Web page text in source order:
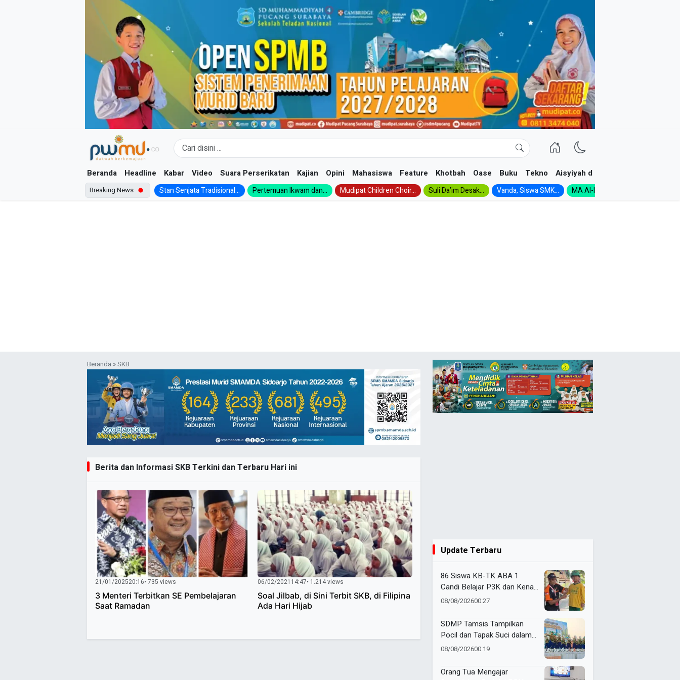
Beranda Headline Kabar Video Suara Perserikatan Kajian Opini Mahasiswa Feature Khotbah Oase Buku Tekno Aisyiyah dan NA
Breaking News Stan Senjata Tradisional... Pertemuan Ikwam dan... Mudipat Children Choir... Suli Da’im Desak... Vanda, Siswa SMK... MA Al-Ishlah Gelar...
Beranda »SKB
Berita dan Informasi SKB Terkini dan Terbaru Hari ini
21/01/202520:16• 735 views
3 Menteri Terbitkan SE Pembelajaran
Saat Ramadan
06/02/2021 14:47• 1.214 views
Soal Jilbab, di Sini Terbit SKB, di Filipina
Ada Hari Hijab
Update Terbaru
86 Siswa KB-TK ABA 1
Candi Belajar P3K dan Kenali
Ambulans Lewat Ambulance
08/08/202600:27
SDMP Tamsis Tampilkan
Pocil dan Tapak Suci dalam
One School One Event di
08/08/202600:19
Orang Tua Mengajar